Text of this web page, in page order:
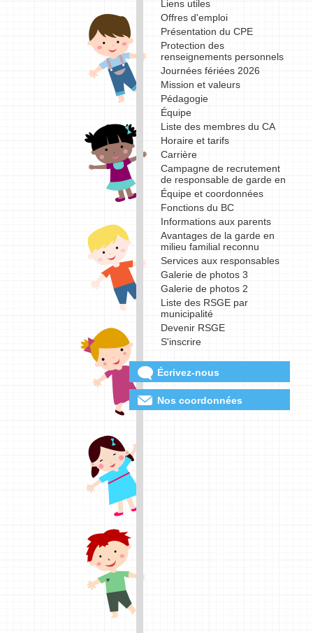
Liens utiles
Offres d'emploi
Présentation du CPE
Protection des
renseignements personnels
Journées fériées 2026
Mission et valeurs
Pédagogie
Équipe
Liste des membres du CA
Horaire et tarifs
Carrière
Campagne de recrutement
de responsable de garde en
Équipe et coordonnées
Fonctions du BC
Informations aux parents
Avantages de la garde en
milieu familial reconnu
Services aux responsables
Galerie de photos 3
Galerie de photos 2
Liste des RSGE par
municipalité
Devenir RSGE
S'inscrire
Écrivez-nous
Nos coordonnées